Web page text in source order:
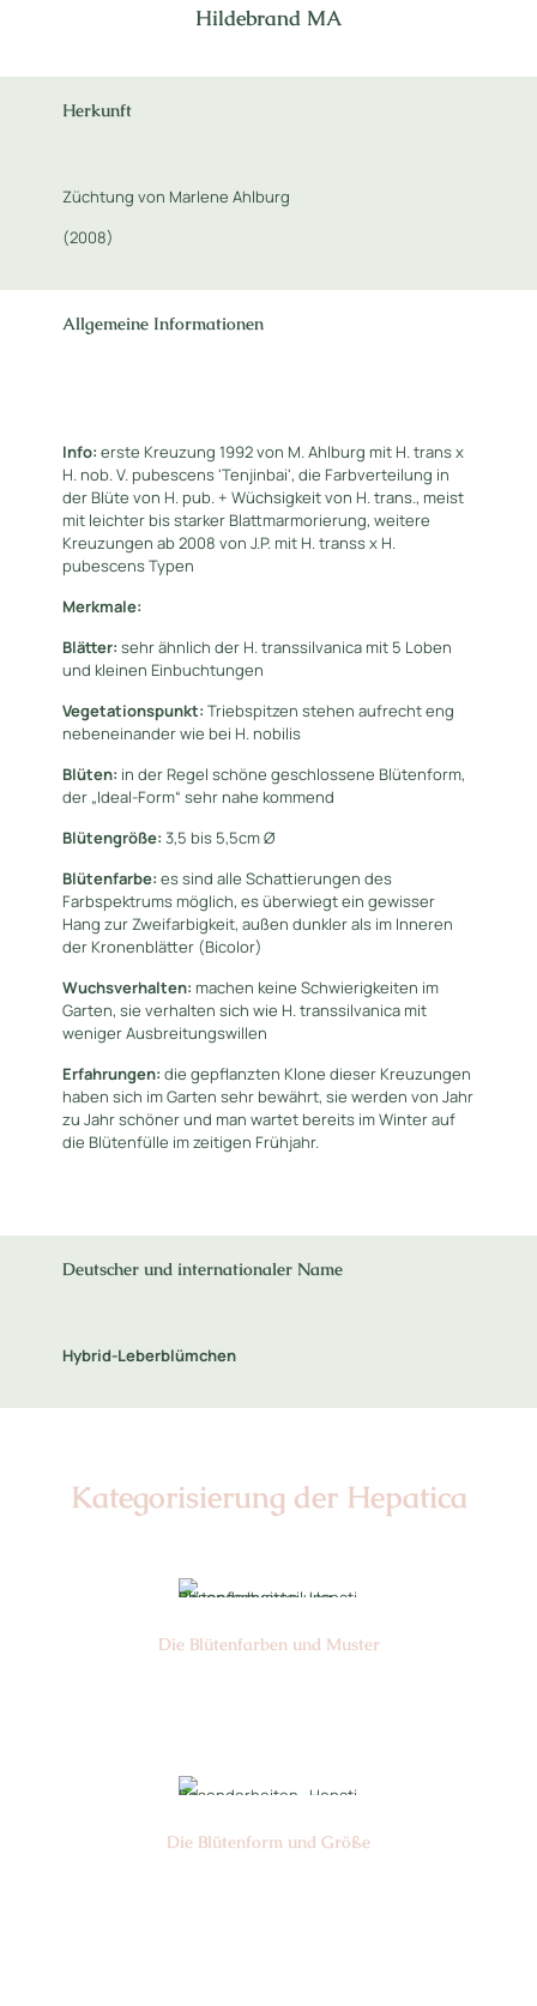
Hildebrand MA
Herkunft
Züchtung von Marlene Ahlburg
(2008)
Allgemeine Informationen
Info: erste Kreuzung 1992 von M. Ahlburg mit H. trans x
H. nob. V. pubescens 'Tenjinbai', die Farbverteilung in
der Blüte von H. pub. + Wüchsigkeit von H. trans., meist
mit leichter bis starker Blattmarmorierung, weitere
Kreuzungen ab 2008 von J.P. mit H. transs x H.
pubescens Typen
Merkmale:
Blätter:sehr ähnlich der H. transsilvanica mit 5 Loben
und kleinen Einbuchtungen
Vegetationspunkt:Triebspitzen stehen aufrecht eng
nebeneinander wie bei H. nobilis
Blüten: in der Regel schöne geschlossene Blütenform,
der „Ideal-Form“ sehr nahe kommend
Blütengröße: 3,5 bis 5,5cm Ø
Blütenfarbe: es sind alle Schattierungen des
Farbspektrums möglich, es überwiegt ein gewisser
Hang zur Zweifarbigkeit, außen dunkler als im Inneren
der Kronenblätter (Bicolor)
Wuchsverhalten: machen keine Schwierigkeiten im
Garten, sie verhalten sich wie H. transsilvanica mit
weniger Ausbreitungswillen
Erfahrungen: die gepflanzten Klone dieser Kreuzungen
haben sich im Garten sehr bewährt, sie werden von Jahr
zu Jahr schöner und man wartet bereits im Winter auf
die Blütenfülle im zeitigen Frühjahr.
Deutscher und internationaler Name
Hybrid-Leberblümchen
Kategorisierung der Hepatica
Die Blüten­farben und Muster
Die Blüten­form und Größe